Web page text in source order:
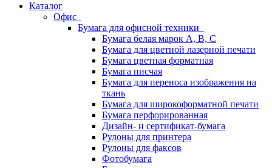
Каталог
Офис
Бумага для офисной техники
Бумага белая марок А, В, С
Бумага для цветной лазерной печати
Бумага цветная форматная
Бумага писчая
Бумага для переноса изображения на
ткань
Бумага для широкоформатной печати
Бумага перфорированная
Дизайн- и сертификат-бумага
Рулоны для принтера
Рулоны для факсов
Фотобумага